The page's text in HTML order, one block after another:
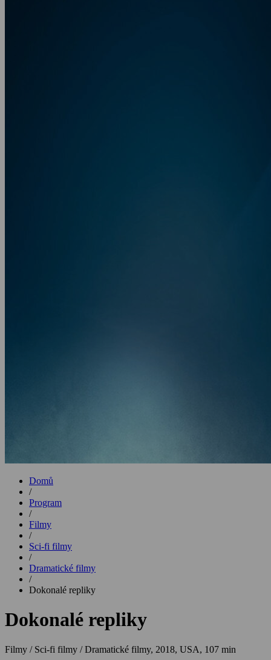
Domů
/
Program
/
Filmy
/
Sci-fi filmy
/
Dramatické filmy
/
Dokonalé repliky
Dokonalé repliky
Filmy / Sci-fi filmy / Dramatické filmy, 2018, USA, 107 min